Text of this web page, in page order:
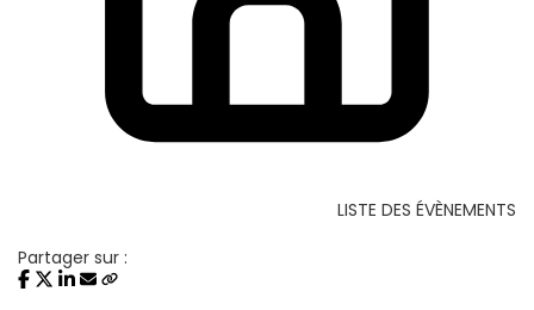
LISTE DES ÉVÈNEMENTS
Partager sur :